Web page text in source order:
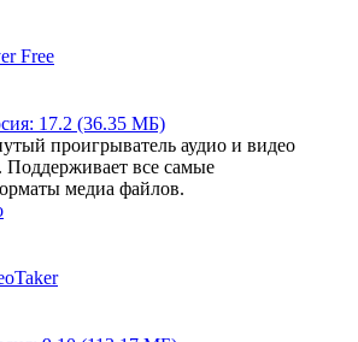
17.2 (36.35 МБ)
проигрыватель аудио и видео
Поддерживает все самые
медиа файлов.